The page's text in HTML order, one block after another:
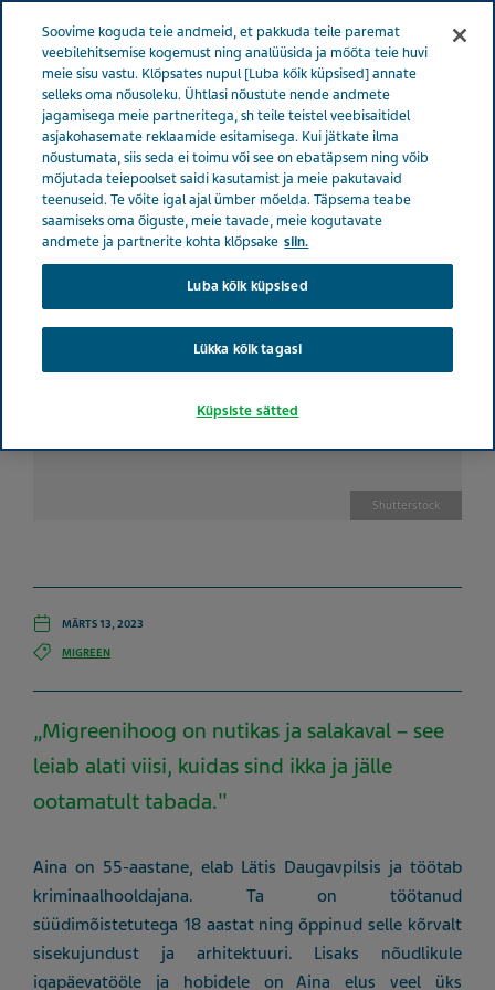
Kuidas elada migreeniga.
Aina kogemus
Shutterstock
MÄRTS 13, 2023
MIGREEN
„Migreenihoog on nutikas ja salakaval – see
leiab alati viisi, kuidas sind ikka ja jälle
ootamatult tabada."
Aina on 55-aastane, elab Lätis Daugavpilsis ja töötab
kriminaalhooldajana. Ta on töötanud
süüdimõistetutega 18 aastat ning õppinud selle kõrvalt
sisekujundust ja arhitektuuri. Lisaks nõudlikule
igapäevatööle ja hobidele on Aina elus veel üks
Soovime koguda teie andmeid, et pakkuda teile paremat
veebilehitsemise kogemust ning analüüsida ja mõõta teie huvi
meie sisu vastu. Klõpsates nupul [Luba kõik küpsised] annate
selleks oma nõusoleku. Ühtlasi nõustute nende andmete
jagamisega meie partneritega, sh teile teistel veebisaitidel
asjakohasemate reklaamide esitamisega. Kui jätkate ilma
nõustumata, siis seda ei toimu või see on ebatäpsem ning võib
mõjutada teiepoolset saidi kasutamist ja meie pakutavaid
teenuseid. Te võite igal ajal ümber mõelda. Täpsema teabe
saamiseks oma õiguste, meie tavade, meie kogutavate
andmete ja partnerite kohta klõpsake siin.
Luba kõik küpsised
Lükka kõik tagasi
Küpsiste sätted